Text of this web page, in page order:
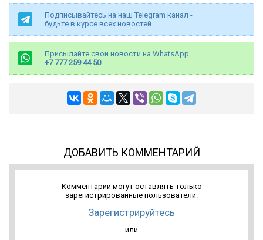
Подписывайтесь на наш Telegram канал -
будьте в курсе всех новостей
Присылайте свои новости на WhatsApp
+7 777 259 44 50
ДОБАВИТЬ КОММЕНТАРИЙ
Комментарии могут оставлять только
зарегистрированные пользователи.
Зарегистрируйтесь
или